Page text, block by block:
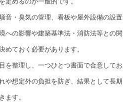
音・臭気の管理、看板や屋外設備の設置
への影響や建築基準法・消防法等との関
めておく必要があります。
を整理し、一つひとつ書面で合意してお
や想定外の負担を防ぎ、結果として長期
ます。